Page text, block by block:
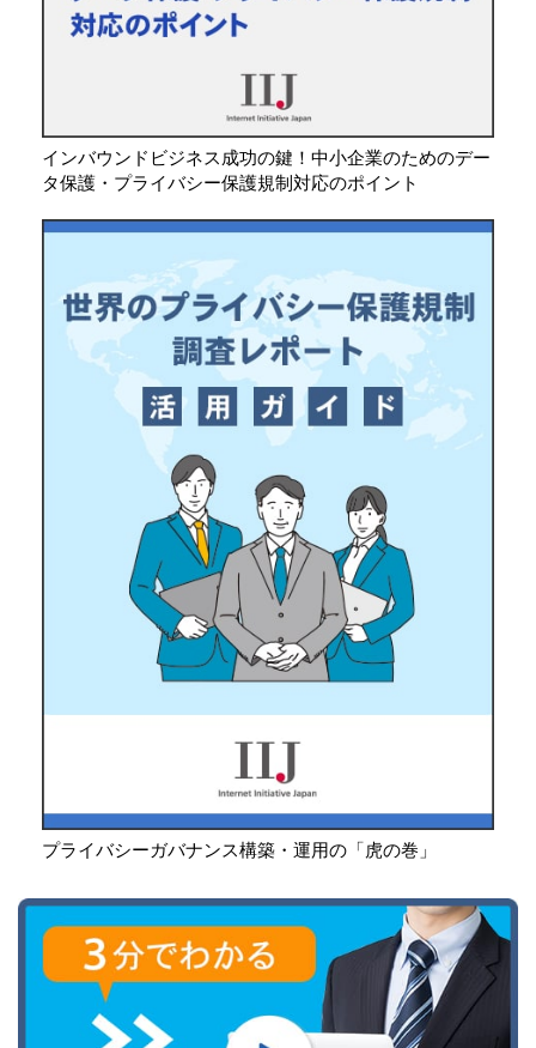
インバウンドビジネス成功の鍵！中小企業のためのデー
タ保護・プライバシー保護規制対応のポイント
プライバシーガバナンス構築・運用の「虎の巻」